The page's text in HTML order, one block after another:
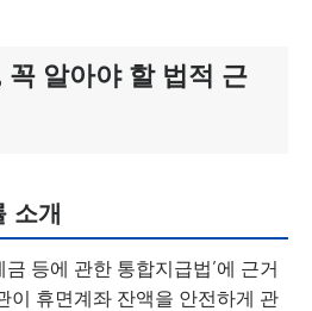
꼭 알아야 할 법적 근
소개
등에 관한 통합지급법’에 근거
이 휴면계좌 잔액을 안전하게 관